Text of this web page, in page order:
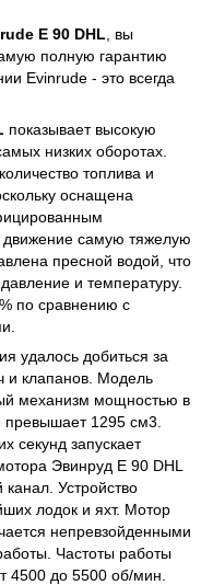
E 90 DHL , вы
полную гарантию
Evinrude - это всегда
показывает высокую
низких оборотах.
топлива и
оснащена
движение самую тяжелую
пресной водой, что
и температуру.
по сравнению с
удалось добиться за
и клапанов. Модель
механизм мощностью в
1295 см3.
секунд запускает
Эвинруд E 90 DHL
Устройство
лодок и яхт. Мотор
непревзойденными
Частоты работы
4500 до 5500 об/мин.